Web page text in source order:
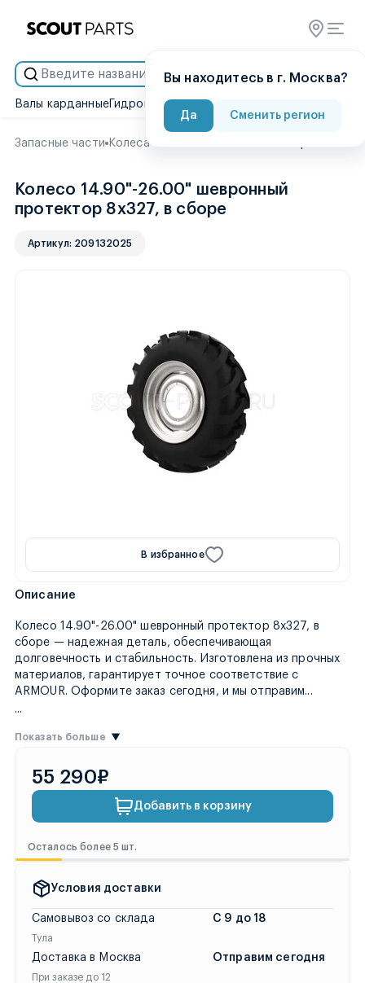
Вы находитесь в г. Москва?
Да Сменить регион
Умный подбор
Валы карданныеГидронасосы Гидроцилиндры
Запасные части Колеса
Колесо 14.90"-26.00" шевронный
протектор 8х327, в сборе
Артикул: 209132025
В избранное
Описание
Колесо 14.90"-26.00" шевронный протектор 8х327, в
сборе — надежная деталь, обеспечивающая
долговечность и стабильность. Изготовлена из прочных
материалов, гарантирует точное соответствие с
ARMOUR. Оформите заказ сегодня, и мы отправим...
...
Показать больше
55 290₽
Добавить в корзину
Осталось более 5 шт.
Условия доставки
Самовывоз со склада
Тула
С 9 до 18
Доставка в Москва
При заказе до 12
Отправим сегодня